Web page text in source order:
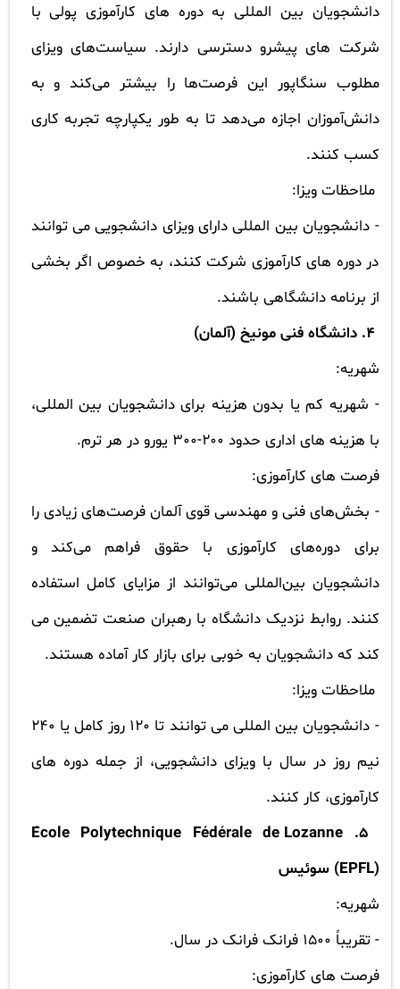
دانشجویان بین المللی به دوره های کارآموزی پولی با
شرکت های پیشرو دسترسی دارند. سیاست‌های ویزای
مطلوب سنگاپور این فرصت‌ها را بیشتر می‌کند و به
دانش‌آموزان اجازه می‌دهد تا به طور یکپارچه تجربه کاری
کسب کنند.
ملاحظات ویزا:
- دانشجویان بین المللی دارای ویزای دانشجویی می توانند
در دوره های کارآموزی شرکت کنند، به خصوص اگر بخشی
از برنامه دانشگاهی باشند.
4. دانشگاه فنی مونیخ (آلمان)
شهریه:
- شهریه کم یا بدون هزینه برای دانشجویان بین المللی،
با هزینه های اداری حدود 200-300 یورو در هر ترم.
فرصت های کارآموزی:
- بخش‌های فنی و مهندسی قوی آلمان فرصت‌های زیادی را
برای دوره‌های کارآموزی با حقوق فراهم می‌کند و
دانشجویان بین‌المللی می‌توانند از مزایای کامل استفاده
کنند. روابط نزدیک دانشگاه با رهبران صنعت تضمین می
کند که دانشجویان به خوبی برای بازار کار آماده هستند.
ملاحظات ویزا:
-
دانشجویان بین المللی می توانند تا 120 روز کامل یا 240
نیم روز در سال با ویزای دانشجویی، از جمله دوره های
کارآموزی، کار کنند.
5.
École Polytechnique Fédérale de Lozanne
(EPFL) سوئیس
شهریه:
- تقریباً 1500 فرانک فرانک در سال.
فرصت های کارآموزی: